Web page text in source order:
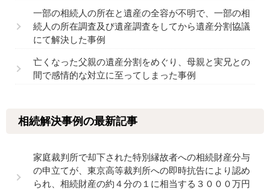
一部の相続人の所在と遺産の全容が不明で、一部の相
続人の所在調査及び遺産調査をしてから遺産分割協議
にて解決した事例
亡くなった父親の遺産分割をめぐり、母親と実兄との
間で感情的な対立に至ってしまった事例
相続解決事例の最新記事
家庭裁判所で却下された特別縁故者への相続財産分与
の申立てが、東京高等裁判所への即時抗告により認め
られ、相続財産の約４分の１に相当する３０００万円